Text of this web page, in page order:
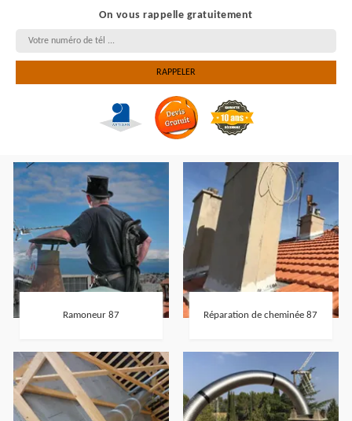
On vous rappelle gratuitement
Ramoneur 87 Réparation de cheminée 87